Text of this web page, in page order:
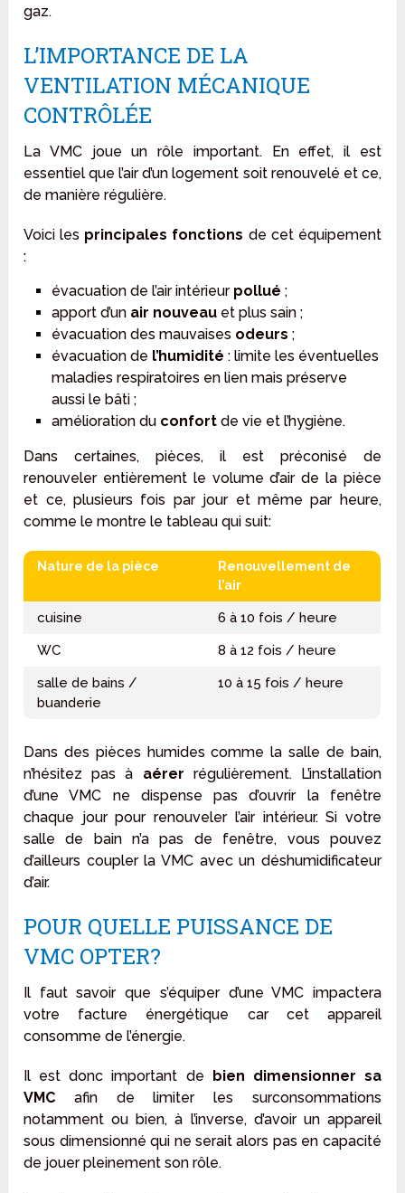
gaz.
L’IMPORTANCE DE LA
VENTILATION MÉCANIQUE
CONTRÔLÉE
La VMC joue un rôle important. En effet, il est
essentiel que l’air d’un logement soit renouvelé et ce,
de manière régulière.
Voici les principales fonctions de cet équipement
:
évacuation de l’air intérieur pollué ;
apport d’un air nouveauet plus sain ;
évacuation des mauvaises odeurs ;
évacuation de l’humidité : limite les éventuelles
maladies respiratoires en lien mais préserve
aussi le bâti ;
amélioration du confortde vie et l’hygiène.
Dans certaines, pièces, il est préconisé de
renouveler entièrement le volume d’air de la pièce
et ce, plusieurs fois par jour et même par heure,
comme le montre le tableau qui suit:
Nature de la pièce
Renouvellement de
l’air
cuisine
6 à 10 fois / heure
WC
8 à 12 fois / heure
salle de bains /
buanderie
10 à 15 fois / heure
Dans des pièces humides comme la salle de bain,
n’hésitez pas à aérer régulièrement. L’installation
d’une VMC ne dispense pas d’ouvrir la fenêtre
chaque jour pour renouveler l’air intérieur. Si votre
salle de bain n’a pas de fenêtre, vous pouvez
d’ailleurs coupler la VMC avec un déshumidificateur
d’air.
POUR QUELLE PUISSANCE DE
VMC OPTER?
Il faut savoir que s’équiper d’une VMC impactera
votre facture énergétique car cet appareil
consomme de l’énergie.
Il est donc important de bien dimensionner sa
VMC afin de limiter les surconsommations
notamment ou bien, à l’inverse, d’avoir un appareil
sous dimensionné qui ne serait alors pas en capacité
de jouer pleinement son rôle.